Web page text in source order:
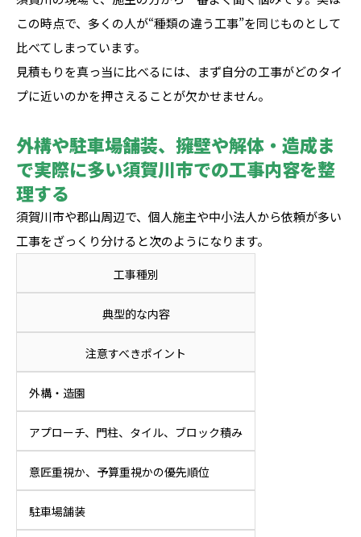
この時点で、多くの人が“種類の違う工事”を同じものとして
比べてしまっています。
見積もりを真っ当に比べるには、まず自分の工事がどのタイ
プに近いのかを押さえることが欠かせません。
外構や駐車場舗装、擁壁や解体・造成ま
で実際に多い須賀川市での工事内容を整
理する
須賀川市や郡山周辺で、個人施主や中小法人から依頼が多い
工事をざっくり分けると次のようになります。
工事種別
典型的な内容
注意すべきポイント
外構・造園
アプローチ、門柱、タイル、ブロック積み
意匠重視か、予算重視かの優先順位
駐車場舗装